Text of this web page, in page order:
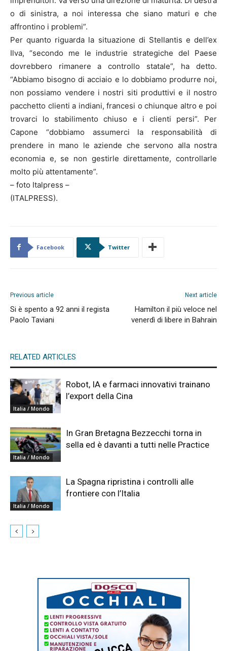
o di sinistra, a noi interessa che siano maturi e che
affrontino i problemi”.
Per quanto riguarda la situazione di Stellantis e dell’ex
Ilva, “secondo me le industrie strategiche del Paese
dovrebbero rimanere a controllo statale”, ha detto.
“Abbiamo bisogno di acciaio e lo dobbiamo produrre noi,
non possiamo vendere i nostri siti produttivi e il nostro
pacchetto clienti a indiani, francesi o chiunque altro e poi
trovarci lo stabilimento chiuso e i clienti persi”. Per
Capone “dobbiamo assumerci la responsabilità di
prendere in mano le aziende che servono alla nostra
economia e, se non gestirle direttamente, controllarle
molto più attentamente”.
– foto Italpress –
(ITALPRESS).
Facebook Twitter
Previous article
Si è spento a 92 anni il regista
Paolo Taviani
Next article
Hamilton il più veloce nel
venerdì di libere in Bahrain
RELATED ARTICLES
Italia / Mondo
Robot, IA e farmaci innovativi trainano
l’export della Cina
Italia / Mondo
In Gran Bretagna Bezzecchi torna in
sella ed è davanti a tutti nelle Practice
Italia / Mondo
La Spagna ripristina i controlli alle
frontiere con l’Italia